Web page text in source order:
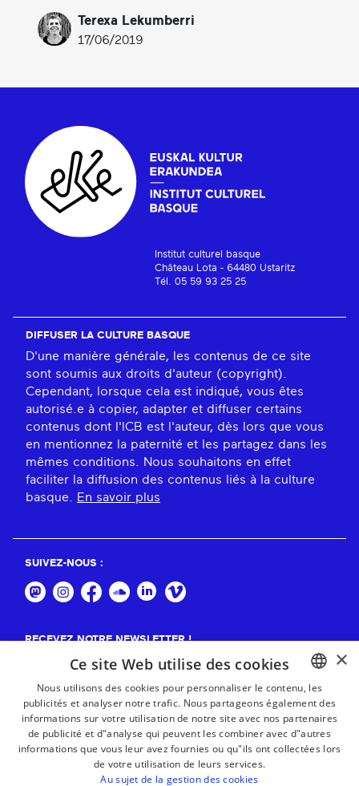
Terexa Lekumberri
17/06/2019
Institut culturel basque
Château Lota - 64480 Ustaritz
Tél. 05 59 93 25 25
DIFFUSER LA CULTURE BASQUE
D'une manière générale, les contenus de ce site
sont soumis aux droits d'auteur (copyright).
Cependant, lorsque cela est indiqué, vous êtes
autorisé.e à copier, adapter et diffuser certains
contenus dont l'ICB est l'auteur, dès lors que vous
en mentionnez la paternité et les partagez dans les
mêmes conditions. Nous souhaitons en effet
faciliter la diffusion des contenus liés à la culture
basque.
En savoir plus
SUIVEZ-NOUS :
RECEVEZ NOTRE NEWSLETTER !
BASQUE
FRENCH
×
Ce site Web utilise des cookies
Nous utilisons des cookies pour personnaliser le contenu, les
publicités et analyser notre trafic. Nous partageons également des
informations sur votre utilisation de notre site avec nos partenaires
de publicité et d"analyse qui peuvent les combiner avec d"autres
informations que vous leur avez fournies ou qu"ils ont collectées lors
de votre utilisation de leurs services.
Au sujet de la gestion des cookies